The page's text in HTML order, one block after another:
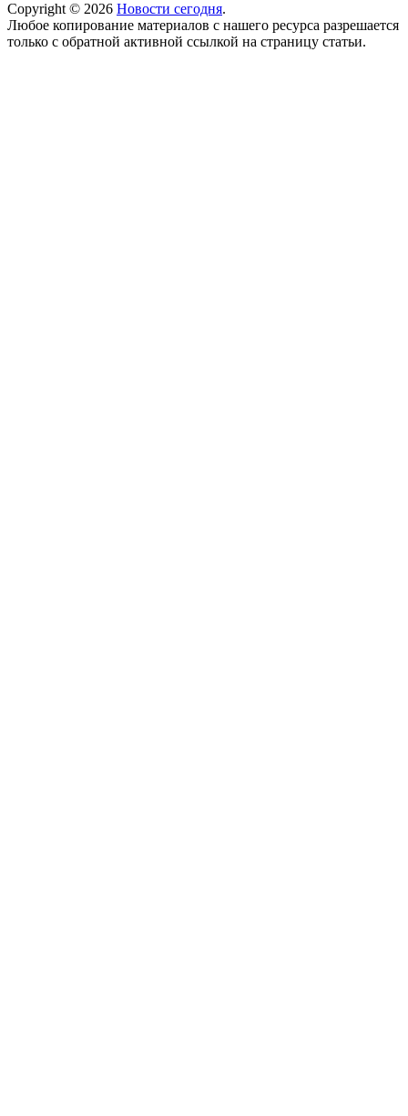
Copyright © 2026 Новости сегодня.
Любое копирование материалов с нашего ресурса разрешается
только с обратной активной ссылкой на страницу статьи.